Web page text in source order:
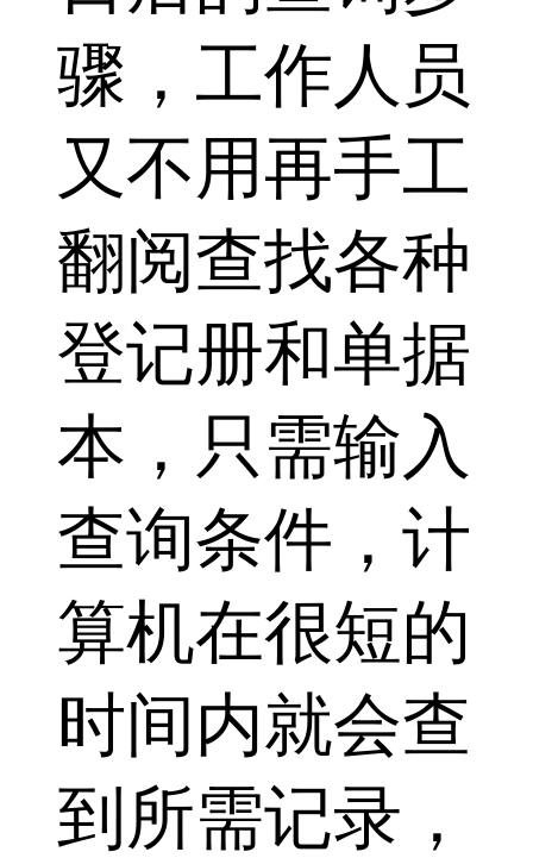
骤，工作人员
又不用再手工
翻阅查找各种
登记册和单据
本，只需输入
查询条件，计
算机在很短的
时间内就会查
到所需记录，